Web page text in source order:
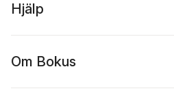
Hjälp
Om Bokus